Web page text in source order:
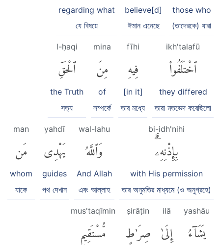
those who
(তাদেরকে) যারা
believe[d]
ঈমান এনেছে
regarding what
যে বিষয়ে
ikh'talafū
ٱخْتَلَفُوا۟
they differed
তারা মতভেদ করেছিলো
fīhi
فِيهِ
[in it]
তার মধ্যে
mina
مِنَ
of
সম্পর্কে
l-ḥaqi
ٱلْحَقِّ
the Truth
সত্য
bi-idh'nihi
بِإِذْنِهِۦۗ
with His permission
তার অনুমতির মাধ্যমে (ও অনুগ্রহে)
wal-lahu
وَٱللَّهُ
And Allah
এবং আল্লাহ
yahdī
يَهْدِى
guides
পথ দেখান
man
مَن
whom
যাকে
yashāu
يَشَآءُ
ilā
إِلَىٰ
ṣirāṭin
صِرَٰطٍ
mus'taqīmin
مُّسْتَقِيمٍ